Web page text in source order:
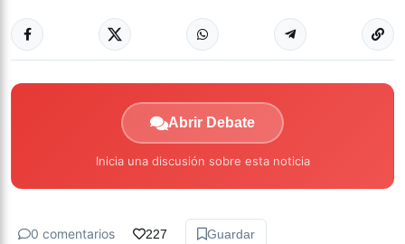
Abrir Debate
Inicia una discusión sobre esta noticia
0 comentarios 227 Guardar